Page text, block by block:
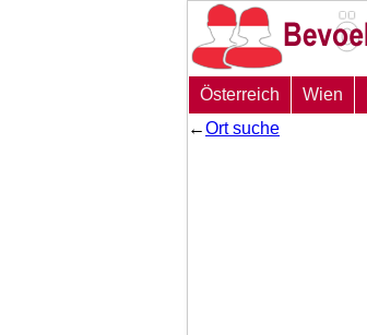
Österreich Wien
←Ort suche